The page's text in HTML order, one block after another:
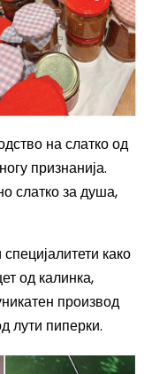
на слатко од
признанија.
слатко за душа,
како
од калинка,
производ
лути пиперки.